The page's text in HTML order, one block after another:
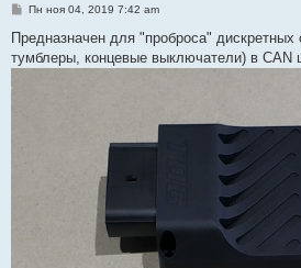
С
о
щ
Пн ноя 04, 2019 7:42 am
Предназначен для "проброса" дискретных
тумблеры, концевые выключатели) в CAN